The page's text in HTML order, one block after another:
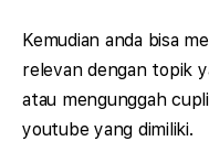
Kemudian anda bisa
relevan dengan topik
atau mengunggah
youtube yang dimiliki.